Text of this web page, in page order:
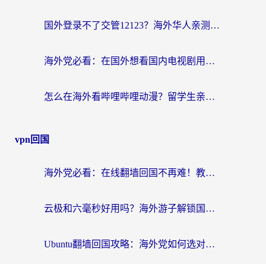
国外登录不了交管12123？海外华人亲测有效的回国加速器选择指南
海外党必看：在国外想看国内电视剧用什么软件？3步解决地域限制
怎么在海外看哔哩哔哩动漫？留学生亲测有效的回国加速方案
vpn回国
海外党必看：在线翻墙回国不再难！教你选对加速器无缝刷国内资源
云极和六毫秒好用吗？海外游子解锁国内资源的真实答案
Ubuntu翻墙回国攻略：海外党如何选对加速器，无缝刷国内剧玩游戏？